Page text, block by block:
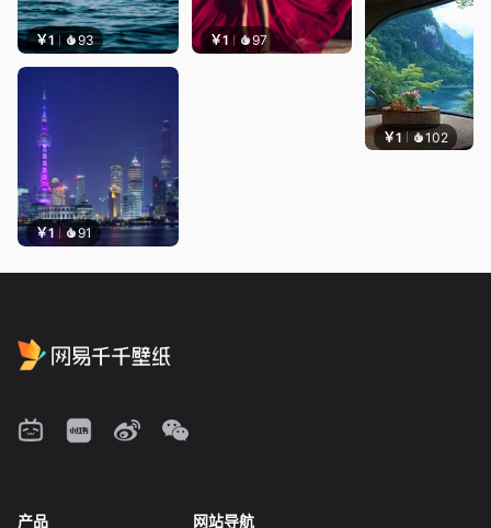
￥1 93 ￥1 97
￥1 91
￥1 102 叮叮
产品 网站导航